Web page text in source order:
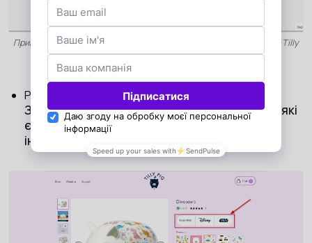
Приклади використання зображень, які доступні для скарбнички Tilly
Pig
Розробили детально продуману
З першого екрану сторінка товару показує, які
є опції товару, і надає всю необхідну
інформацію для прийняття рішення.